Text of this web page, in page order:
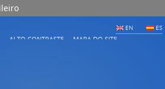
EN ES
ALTO CONTRASTE MAPA DO SITE